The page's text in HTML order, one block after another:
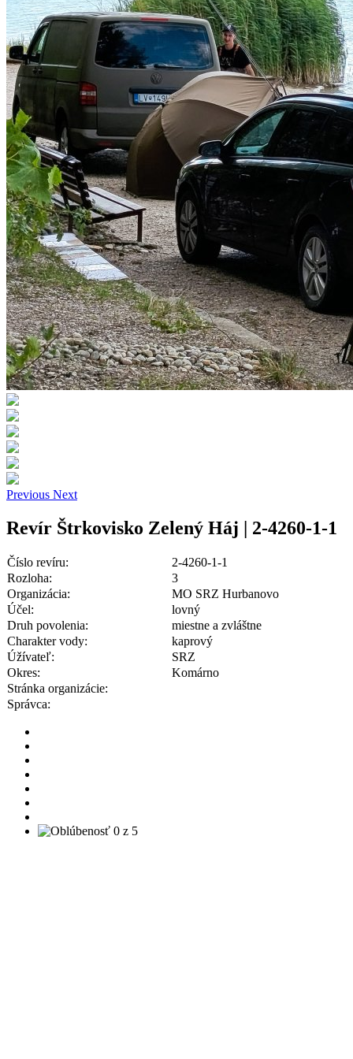
Previous Next
Revír Štrkovisko Zelený Háj | 2-4260-1-1
Číslo revíru:
2-4260-1-1
Rozloha:
3
Organizácia:
MO SRZ Hurbanovo
Účel:
lovný
Druh povolenia:
miestne a zvláštne
Charakter vody:
kaprový
Úžívateľ:
SRZ
Okres:
Komárno
Stránka organizácie:
Správca: